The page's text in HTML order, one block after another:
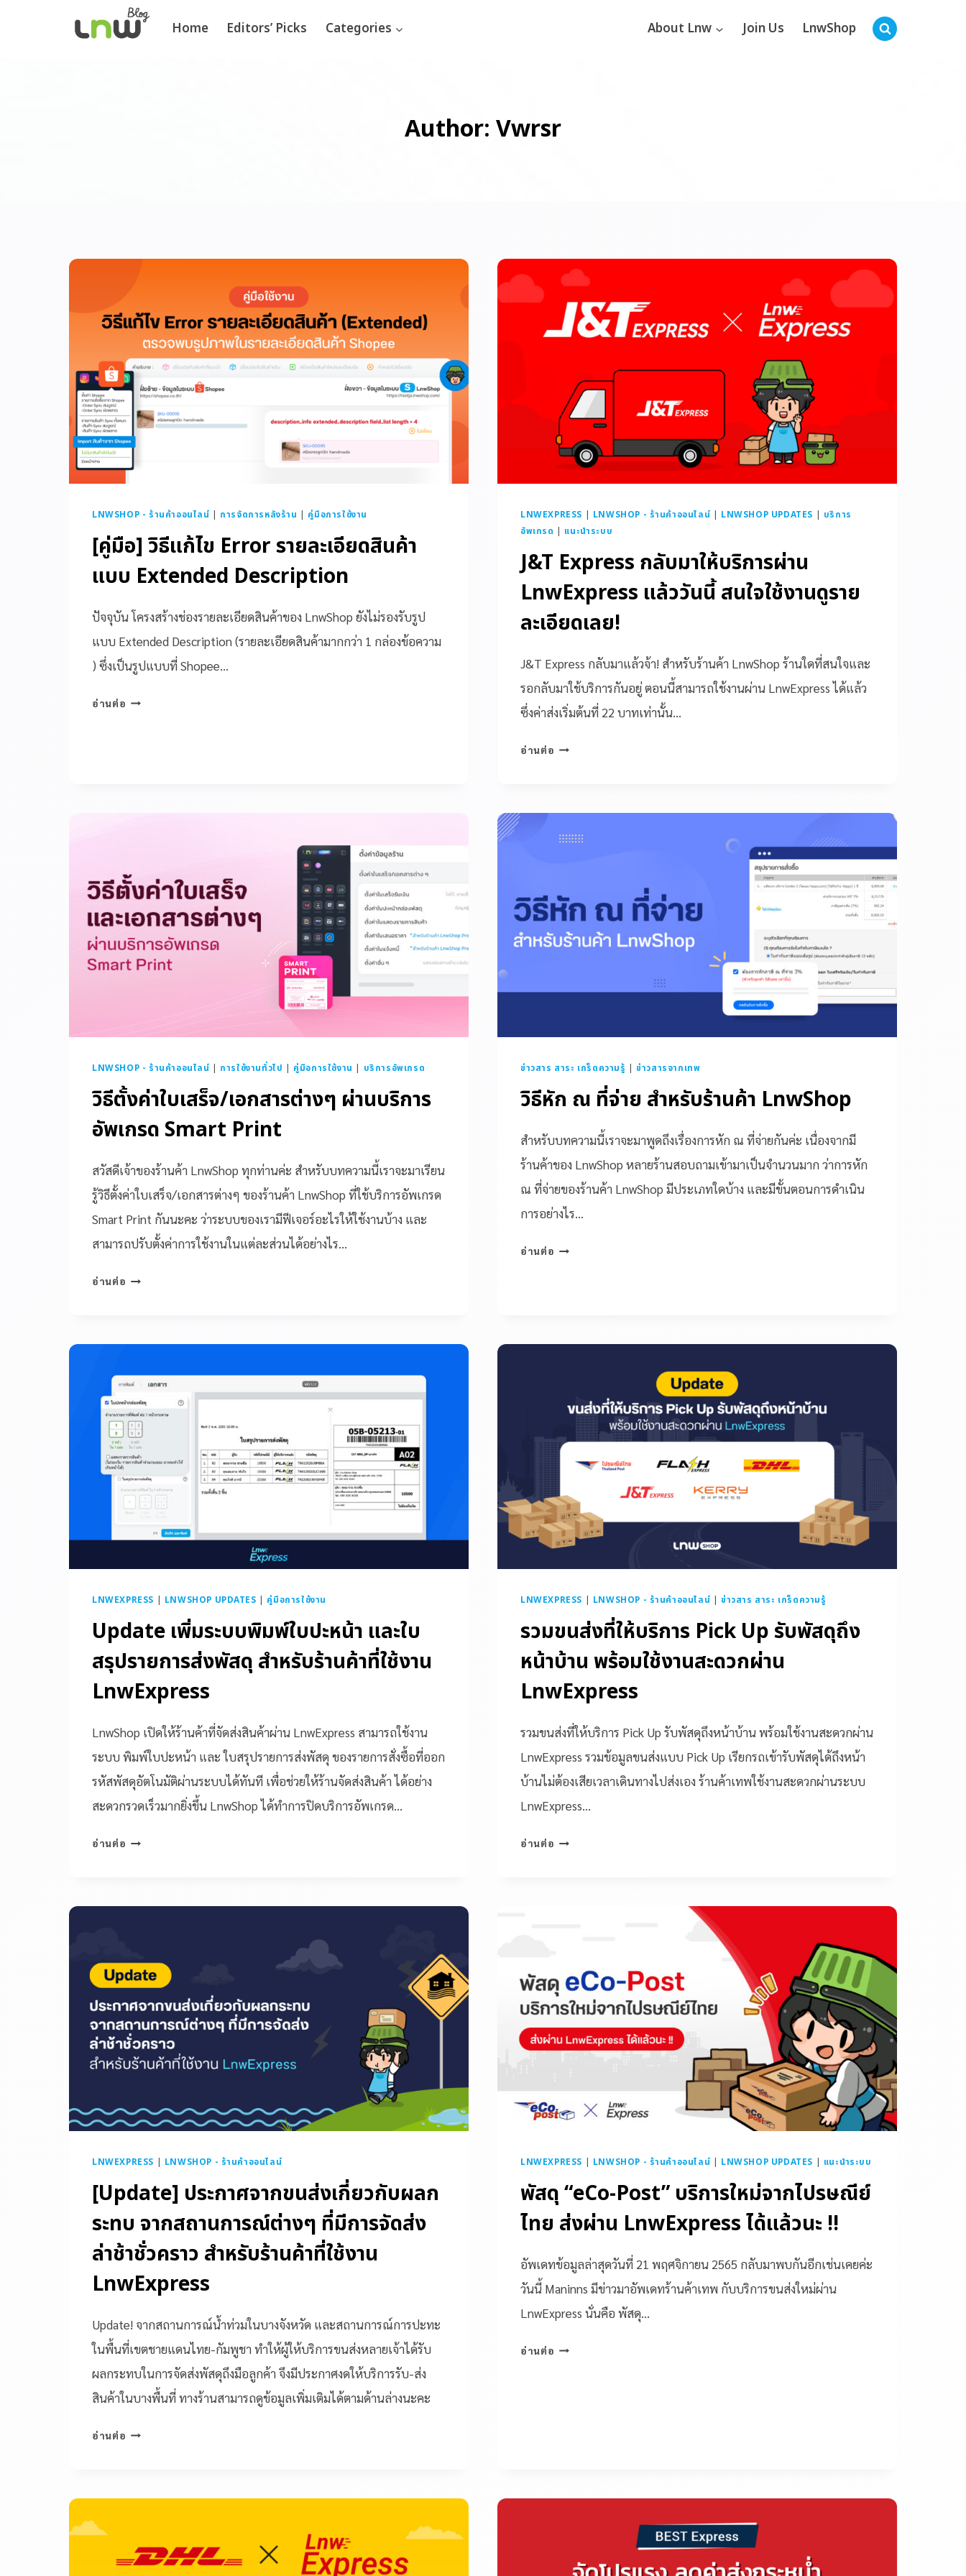
Home Editors’ Picks Categories About Lnw Join Us LnwShop
Author: Vwrsr
LNWSHOP - ร้านค้าออนไลน์ | การจัดการหลังร้าน | คู่มือการใช้งาน
[คู่มือ] วิธีแก้ไข Error รายละเอียดสินค้า
แบบ Extended Description
ปัจจุบัน โครงสร้างช่องรายละเอียดสินค้าของ LnwShop ยังไม่รองรับรูป
แบบ Extended Description (รายละเอียดสินค้ามากกว่า 1 กล่องข้อความ
) ซึ่งเป็นรูปแบบที่ Shopee…
อ่านต่อ
LNWEXPRESS | LNWSHOP - ร้านค้าออนไลน์ | LNWSHOP UPDATES | บริการ
อัพเกรด | แนะนำระบบ
J&T Express กลับมาให้บริการผ่าน
LnwExpress แล้ววันนี้ สนใจใช้งานดูราย
ละเอียดเลย!
J&T Express กลับมาแล้วจ้า! สำหรับร้านค้า LnwShop ร้านใดที่สนใจและ
รอกลับมาใช้บริการกันอยู่ ตอนนี้สามารถใช้งานผ่าน LnwExpress ได้แล้ว
ซึ่งค่าส่งเริ่มต้นที่ 22 บาทเท่านั้น…
อ่านต่อ
LNWSHOP - ร้านค้าออนไลน์ การใช้งานทั่วไป คู่มือการใช้งาน บริการอัพเกรด
วิธีตั้งค่าใบเสร็จ/เอกสารต่างๆ ผ่านบริการ
อัพเกรด Smart Print
สวัสดีเจ้าของร้านค้า LnwShop ทุกท่านค่ะ สำหรับบทความนี้เราจะมาเรียน
รู้วิธีตั้งค่าใบเสร็จ/เอกสารต่างๆ ของร้านค้า LnwShop ที่ใช้บริการอัพเกรด
Smart Print กันนะคะ ว่าระบบของเรามีฟีเจอร์อะไรให้ใช้งานบ้าง และ
สามารถปรับตั้งค่าการใช้งานในแต่ละส่วนได้อย่างไร…
อ่านต่อ
ข่าวสาร สาระ เกร็ดความรู้ |ข่าวสารจากเทพ
วิธีหัก ณ ที่จ่าย สำหรับร้านค้า LnwShop
สำหรับบทความนี้เราจะมาพูดถึงเรื่องการหัก ณ ที่จ่ายกันค่ะ เนื่องจากมี
ร้านค้าของ LnwShop หลายร้านสอบถามเข้ามาเป็นจำนวนมาก ว่าการหัก
ณ ที่จ่ายของร้านค้า LnwShop มีประเภทใดบ้าง และมีขั้นตอนการดำเนิน
การอย่างไร…
อ่านต่อ
LNWEXPRESS | LNWSHOP UPDATES | คู่มือการใช้งาน
Update เพิ่มระบบพิมพ์ใบปะหน้า และใบ
สรุปรายการส่งพัสดุ สำหรับร้านค้าที่ใช้งาน
LnwExpress
LnwShop เปิดให้ร้านค้าที่จัดส่งสินค้าผ่าน LnwExpress สามารถใช้งาน
ระบบ พิมพ์ใบปะหน้า และ ใบสรุปรายการส่งพัสดุ ของรายการสั่งซื้อที่ออก
รหัสพัสดุอัตโนมัติผ่านระบบได้ทันที เพื่อช่วยให้ร้านจัดส่งสินค้า ได้อย่าง
สะดวกรวดเร็วมากยิ่งขึ้น LnwShop ได้ทำการปิดบริการอัพเกรด…
อ่านต่อ
LNWEXPRESS | LNWSHOP - ร้านค้าออนไลน์ |ข่าวสาร สาระ เกร็ดความรู้
รวมขนส่งที่ให้บริการ Pick Up รับพัสดุถึง
หน้าบ้าน พร้อมใช้งานสะดวกผ่าน
LnwExpress
รวมขนส่งที่ให้บริการ Pick Up รับพัสดุถึงหน้าบ้าน พร้อมใช้งานสะดวกผ่าน
LnwExpress รวมข้อมูลขนส่งแบบ Pick Up เรียกรถเข้ารับพัสดุได้ถึงหน้า
บ้านไม่ต้องเสียเวลาเดินทางไปส่งเอง ร้านค้าเทพใช้งานสะดวกผ่านระบบ
LnwExpress…
อ่านต่อ
LNWEXPRESS | LNWSHOP - ร้านค้าออนไลน์
[Update] ประกาศจากขนส่งเกี่ยวกับผลก
ระทบ จากสถานการณ์ต่างๆ ที่มีการจัดส่ง
ล่าช้าชั่วคราว สำหรับร้านค้าที่ใช้งาน
LnwExpress
Update! จากสถานการณ์น้ำท่วมในบางจังหวัด และสถานการณ์การปะทะ
ในพื้นที่เขตชายแดนไทย-กัมพูชา ทำให้ผู้ให้บริการขนส่งหลายเจ้าได้รับ
ผลกระทบในการจัดส่งพัสดุถึงมือลูกค้า จึงมีประกาศงดให้บริการรับ-ส่ง
สินค้าในบางพื้นที่ ทางร้านสามารถดูข้อมูลเพิ่มเติมได้ตามด้านล่างนะคะ
อ่านต่อ
LNWEXPRESS | LNWSHOP - ร้านค้าออนไลน์ | LNWSHOP UPDATES | แนะนำระบบ
พัสดุ “eCo-Post” บริการใหม่จากไปรษณีย์
ไทย ส่งผ่าน LnwExpress ได้แล้วนะ !!
อัพเดทข้อมูลล่าสุดวันที่ 21 พฤศจิกายน 2565 กลับมาพบกันอีกเช่นเคยค่ะ
วันนี้ Maninns มีข่าวมาอัพเดทร้านค้าเทพ กับบริการขนส่งใหม่ผ่าน
LnwExpress นั่นคือ พัสดุ…
อ่านต่อ